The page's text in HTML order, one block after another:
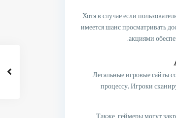
Хотя в случае если
имеется шанс просматривать
акциями
Легальные игровые сайты
процессу. Игроки